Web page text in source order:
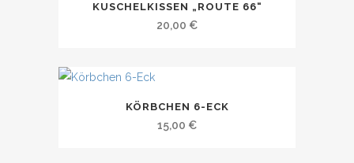
KUSCHELKISSEN „ROUTE 66“
20,00 €
KÖRBCHEN 6-ECK
15,00 €